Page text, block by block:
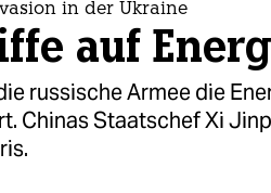
in der Ukraine
auf
russische Armee die
Chinas Staatschef Xi